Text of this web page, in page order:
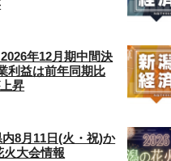
年12月期中間決
利益は前年同期比
昇
内8月11日(火・祝)か
火大会情報